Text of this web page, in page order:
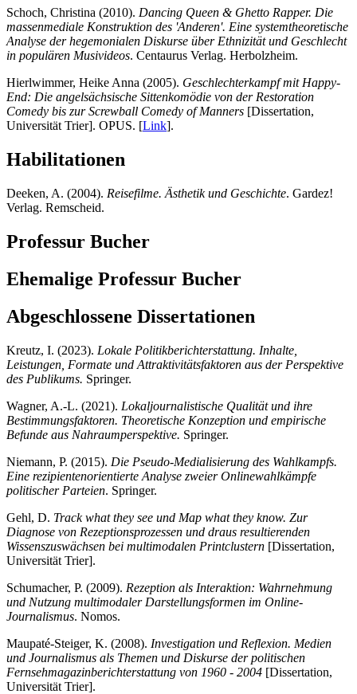
Schoch, Christina (2010). Dancing Queen & Ghetto Rapper. Die
massenmediale Konstruktion des 'Anderen'. Eine systemtheoretische
Analyse der hegemonialen Diskurse über Ethnizität und Geschlecht
in populären Musivideos. Centaurus Verlag. Herbolzheim.
Hierlwimmer, Heike Anna (2005). Geschlechterkampf mit Happy-
End: Die angelsächsische Sittenkomödie von der Restoration
Comedy bis zur Screwball Comedy of Manners [Dissertation,
Universität Trier]. OPUS. [Link].
Habilitationen
Deeken, A. (2004). Reisefilme. Ästhetik und Geschichte. Gardez!
Verlag. Remscheid.
Professur Bucher
Ehemalige Professur Bucher
Abgeschlossene Dissertationen
Kreutz, I. (2023). Lokale Politikberichterstattung. Inhalte,
Leistungen, Formate und Attraktivitätsfaktoren aus der Perspektive
des Publikums. Springer.
Wagner, A.-L. (2021). Lokaljournalistische Qualität und ihre
Bestimmungsfaktoren. Theoretische Konzeption und empirische
Befunde aus Nahraumperspektive. Springer.
Niemann, P. (2015). Die Pseudo-Medialisierung des Wahlkampfs.
Eine rezipientenorientierte Analyse zweier Onlinewahlkämpfe
politischer Parteien. Springer.
Gehl, D. Track what they see und Map what they know. Zur
Diagnose von Rezeptionsprozessen und draus resultierenden
Wissenszuswächsen bei multimodalen Printclustern [Dissertation,
Universität Trier].
Schumacher, P. (2009). Rezeption als Interaktion: Wahrnehmung
und Nutzung multimodaler Darstellungsformen im Online-
Journalismus. Nomos.
Maupaté-Steiger, K. (2008). Investigation und Reflexion. Medien
und Journalismus als Themen und Diskurse der politischen
Fernsehmagazinberichterstattung von 1960 - 2004 [Dissertation,
Universität Trier].